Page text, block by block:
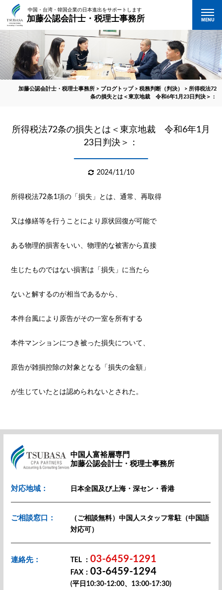
中国・台湾・韓国企業の日本進出をサポートします
加藤公認会計士・税理士事務所 MENU
加藤公認会計士・税理士事務所 > ブログトップ > 税務判断（判決） > 所得税法72
条の損失とは＜東京地裁 令和6年1月23日判決＞：
所得税法72条の損失とは＜東京地裁 令和6年1月
23日判決＞：
2024/11/10
所得税法72条1項の「損失」とは、通常、再取得
又は修繕等を行うことにより原状回復が可能で
ある物理的損害をいい、物理的な被害から直接
生じたものではない損害は「損失」に当たら
ないと解するのが相当であるから、
本件台風により原告がその一室を所有する
本件マンションにつき被った損失について、
原告が雑損控除の対象となる「損失の金額」
が生じていたとは認められないとされた。
中国人富裕層専門
加藤公認会計士・税理士事務所
対応地域： 日本全国及び上海・深セン・香港
ご相談窓口：
（ご相談無料）中国人スタッフ常駐（中国語
対応可）
連絡先： TEL ：03-6459-1291
FAX：03-6459-1294
(平日10:30-12:00、13:00-17:30)